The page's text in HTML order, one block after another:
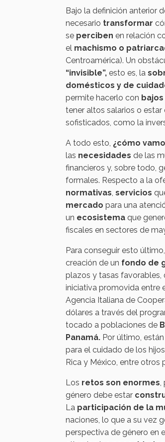
Bajo la definición anterior
necesario transformar
se perciben en relación
el machismo o
Centroamérica). Un
“invisible”, esto es, la
domésticos y de
permite hacerlo con
tener altos salarios o
sofisticados, como la
A todo esto, ¿cómo
las necesidades de las
financieros y, sobre todo,
formales. Respecto a la
normativas, servicios
mercado para una
un ecosistema que
fiscales en sectores de
Para conseguir esto
creación de un fondo de
plazos y tasas favorables,
iniciativa promovida entre
Agencia Italiana de
dólares a través del
tocado a poblaciones de
Panamá. Por último,
para el cuidado de los
Rica y México, entre otros
Los retos son enormes,
género debe estar
La participación de la
naciones, lo que a su vez
perspectiva de género en